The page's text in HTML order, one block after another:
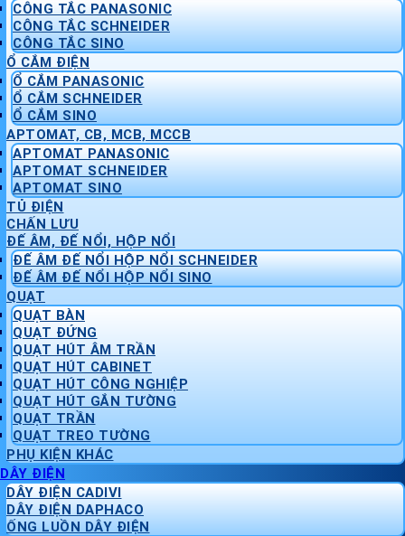
CÔNG TẮC PANASONIC
CÔNG TẮC SCHNEIDER
CÔNG TẮC SINO
Ổ CẮM ĐIỆN
Ổ CẮM PANASONIC
Ổ CẮM SCHNEIDER
Ổ CẮM SINO
APTOMAT, CB, MCB, MCCB
APTOMAT PANASONIC
APTOMAT SCHNEIDER
APTOMAT SINO
TỦ ĐIỆN
CHẤN LƯU
ĐẾ ÂM, ĐẾ NỔI, HỘP NỔI
ĐẾ ÂM ĐẾ NỔI HỘP NỔI SCHNEIDER
ĐẾ ÂM ĐẾ NỔI HỘP NỔI SINO
QUẠT
QUẠT BÀN
QUẠT ĐỨNG
QUẠT HÚT ÂM TRẦN
QUẠT HÚT CABINET
QUẠT HÚT CÔNG NGHIỆP
QUẠT HÚT GẮN TƯỜNG
QUẠT TRẦN
QUẠT TREO TƯỜNG
PHỤ KIỆN KHÁC
DÂY ĐIỆN
DÂY ĐIỆN CADIVI
DÂY ĐIỆN DAPHACO
ỐNG LUỒN DÂY ĐIỆN